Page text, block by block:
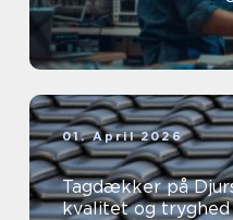
01. April 2026
Tagdækker på
kvalitet og tryghed